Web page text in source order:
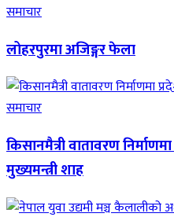
समाचार
लोहरपुरमा अजिङ्गर फेला
समाचार
किसानमैत्री वातावरण
मुख्यमन्त्री शाह